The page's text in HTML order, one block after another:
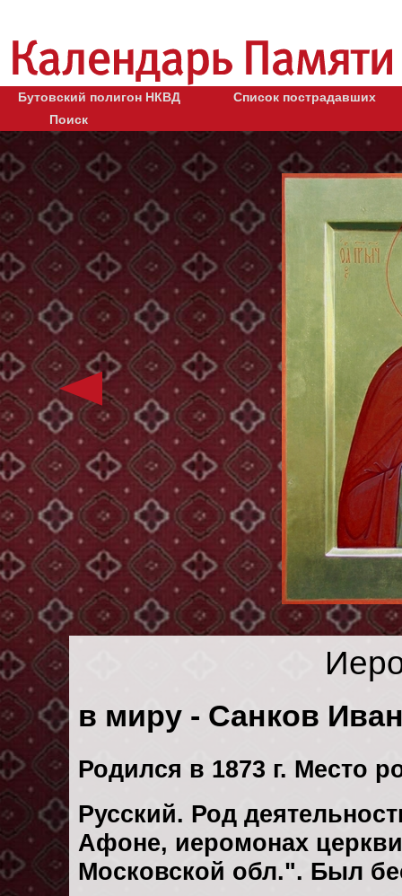
Бутовский полигон НКВД
Список пострадавших
Поиск
в миру - Санков
Родился в 1873 г. Место
Русский. Род
Афоне, иеромонах
Московской обл.". Был